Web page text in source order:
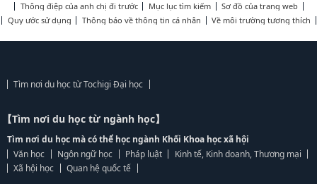
Thông điệp của anh chị đi trước
Mục lục tìm kiếm
Sơ đồ của trang web
Quy ước sử dụng
Thông báo về thông tin cá nhân Về môi trường tương thích
Tìm nơi du học từ Tochigi Đại học
【Tìm nơi du học từ ngành học】
Tìm nơi du học mà có thể học ngành Khối Khoa học xã hội
Văn học
Ngôn ngữ học Pháp luật
Kinh tế, Kinh doanh, Thương mại
Xã hội học
Quan hệ quốc tế